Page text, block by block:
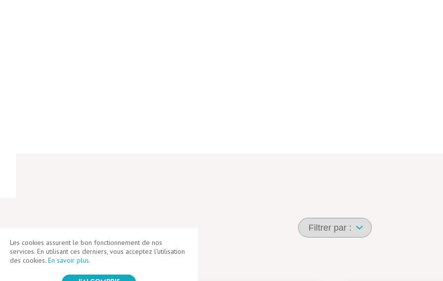
Les cookies assurent le bon fonctionnement de nos
services. En utilisant ces derniers, vous acceptez l'utilisation
des cookies. En savoir plus.